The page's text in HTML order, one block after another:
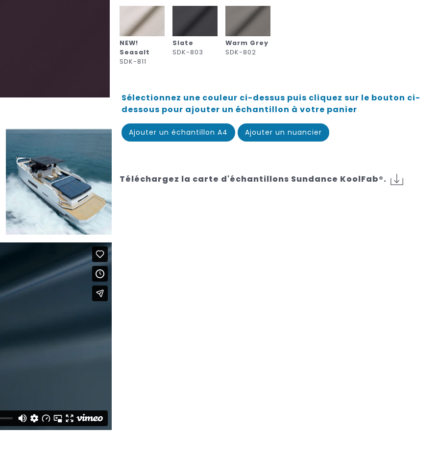
NEW!
Seasalt
SDK-811
Slate
SDK-803
Warm Grey
SDK-802
Sélectionnez une couleur ci-dessus puis cliquez sur le bouton ci-
dessous pour ajouter un échantillon à votre panier
Ajouter un échantillon A4 Ajouter un nuancier
Téléchargez la carte d'échantillons Sundance KoolFab®.